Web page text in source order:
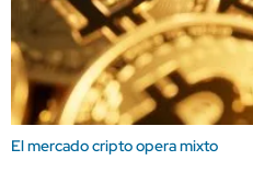
El mercado cripto opera mixto